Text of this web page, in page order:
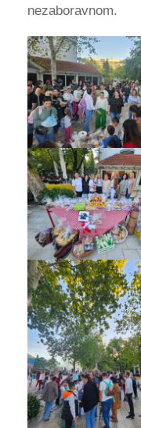
nezaboravnom.